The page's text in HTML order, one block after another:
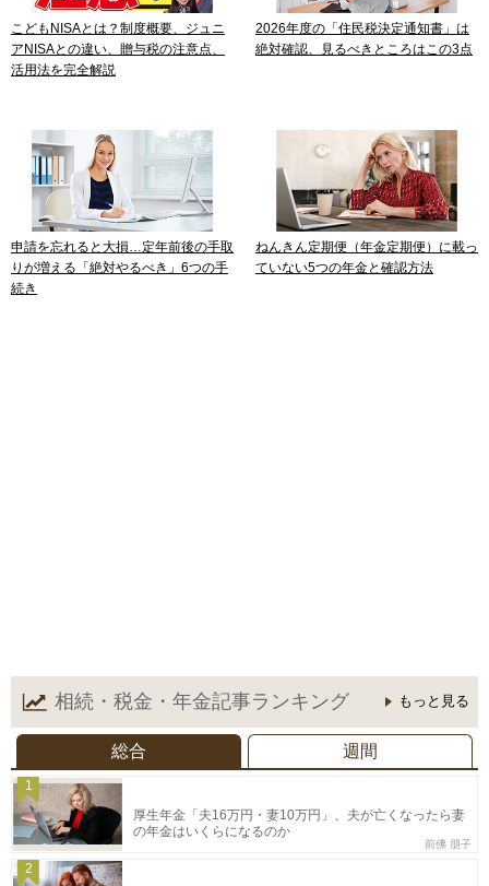
こどもNISAとは？制度概要、ジュニ
アNISAとの違い、贈与税の注意点、
活用法を完全解説
2026年度の「住民税決定通知書」は
絶対確認、見るべきところはこの3点
申請を忘れると大損…定年前後の手取
りが増える「絶対やるべき」6つの手
続き
ねんきん定期便（年金定期便）に載っ
ていない5つの年金と確認方法
相続・税金・年金記事ランキング もっと見る
総合 週間
1
厚生年金「夫16万円・妻10万円」、夫が亡くなったら妻
の年金はいくらになるのか
前佛 朋子
2